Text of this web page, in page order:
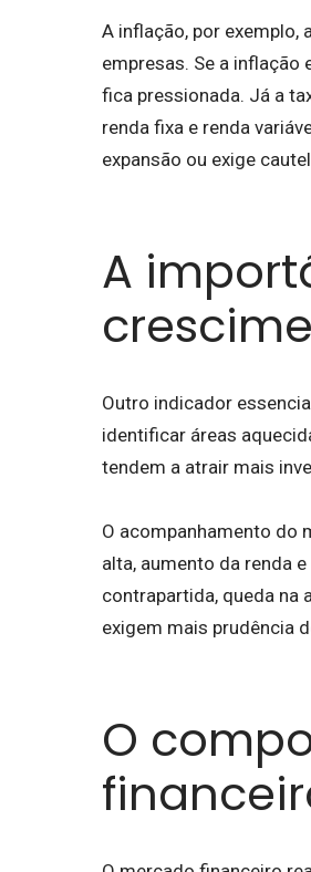
A inflação, por
empresas. Se a inflação
fica pressionada. Já a
renda fixa e renda
expansão ou exige
A
Outro indicador
identificar áreas
tendem a atrair mais
O acompanhamento do
alta, aumento da renda
contrapartida, queda na
exigem mais prudência
O